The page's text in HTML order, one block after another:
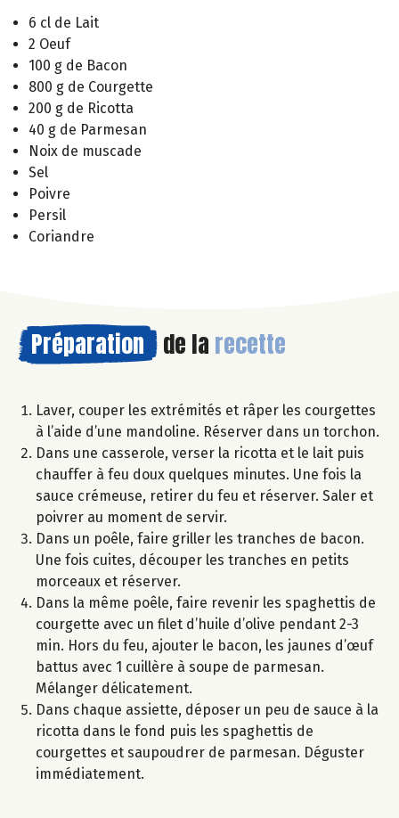
6 cl de Lait
2 Oeuf
100 g de Bacon
800 g de Courgette
200 g de Ricotta
40 g de Parmesan
Noix de muscade
Sel
Poivre
Persil
Coriandre
Préparation de la recette
Laver, couper les extrémités et râper les courgettes
à l’aide d’une mandoline. Réserver dans un torchon.
Dans une casserole, verser la ricotta et le lait puis
chauffer à feu doux quelques minutes. Une fois la
sauce crémeuse, retirer du feu et réserver. Saler et
poivrer au moment de servir.
Dans un poêle, faire griller les tranches de bacon.
Une fois cuites, découper les tranches en petits
morceaux et réserver.
Dans la même poêle, faire revenir les spaghettis de
courgette avec un filet d’huile d’olive pendant 2-3
min. Hors du feu, ajouter le bacon, les jaunes d’œuf
battus avec 1 cuillère à soupe de parmesan.
Mélanger délicatement.
Dans chaque assiette, déposer un peu de sauce à la
ricotta dans le fond puis les spaghettis de
courgettes et saupoudrer de parmesan. Déguster
immédiatement.